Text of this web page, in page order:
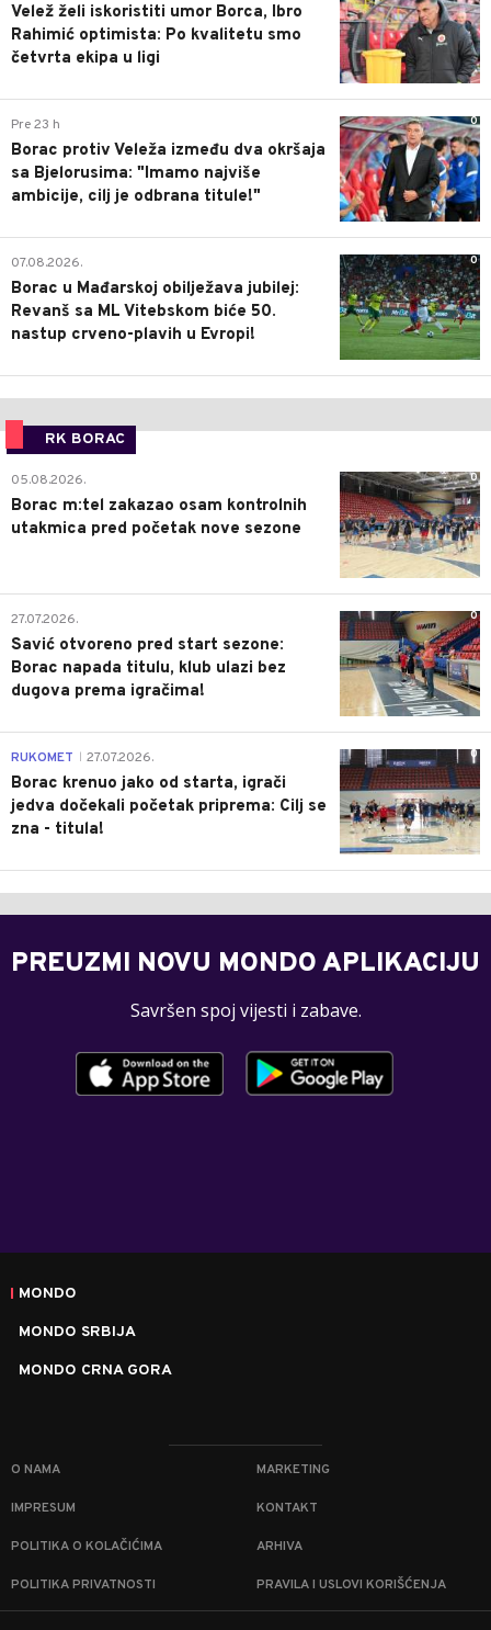
Velež želi iskoristiti umor Borca, Ibro
Rahimić optimista: Po kvalitetu smo
četvrta ekipa u ligi
0
Pre 23 h
Borac protiv Veleža između dva okršaja
sa Bjelorusima: "Imamo najviše
ambicije, cilj je odbrana titule!"
0
07.08.2026.
Borac u Mađarskoj obilježava jubilej:
Revanš sa ML Vitebskom biće 50.
nastup crveno-plavih u Evropi!
RK BORAC
0
05.08.2026.
Borac m:tel zakazao osam kontrolnih
utakmica pred početak nove sezone
0
27.07.2026.
Savić otvoreno pred start sezone:
Borac napada titulu, klub ulazi bez
dugova prema igračima!
0
RUKOMET 27.07.2026.
Borac krenuo jako od starta, igrači
jedva dočekali početak priprema: Cilj se
zna - titula!
PREUZMI NOVU MONDO APLIKACIJU
Savršen spoj vijesti i zabave.
MONDO
MONDO SRBIJA
MONDO CRNA GORA
O NAMA MARKETING
IMPRESUM KONTAKT
POLITIKA O KOLAČIĆIMA ARHIVA
POLITIKA PRIVATNOSTI PRAVILA I USLOVI KORIŠĆENJA